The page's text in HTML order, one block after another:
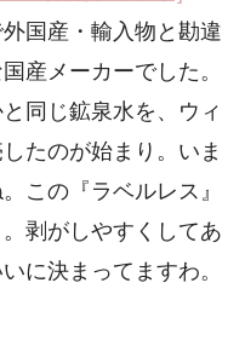
国産・輸入物と勘違
産メーカーでした。
同じ鉱泉水を、ウィ
たのが始まり。いま
この『ラベルレス』
剥がしやすくしてあ
に決まってますわ。